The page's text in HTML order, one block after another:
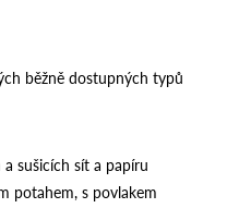
běžně dostupných typů
sušicích sít a papíru
potahem, s povlakem